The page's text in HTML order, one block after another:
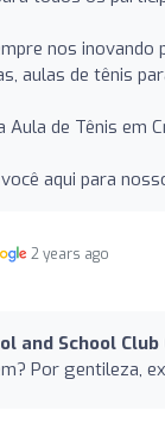
nos inovando
aulas de tênis
Aula de Tênis em
aqui para
2 years ago
and School Club
Por gentileza,